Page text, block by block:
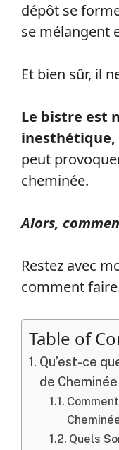
dépôt se
se mélangent
Et bien sûr, il
Le bistre est
inesthétique,
peut
cheminée.
Alors,
Restez avec
comment
Table of
Qu’est-ce
de Cheminée
Quels